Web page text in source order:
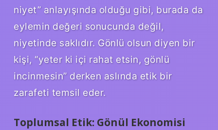
niyet” anlayışında olduğu gibi, burada da
eylemin değeri sonucunda değil,
niyetinde saklıdır. Gönlü olsun diyen bir
kişi, “yeter ki içi rahat etsin, gönlü
incinmesin” derken aslında etik bir
zarafeti temsil eder.
Toplumsal Etik: Gönül Ekonomisi